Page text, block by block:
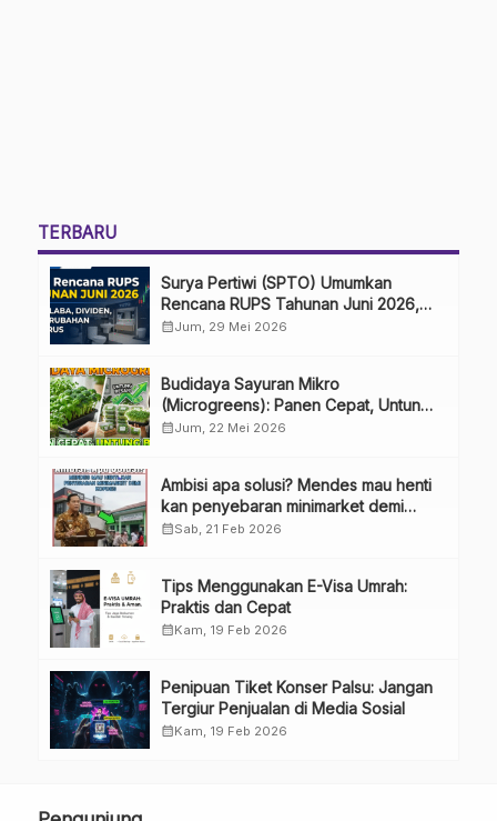
TERBARU
Surya Pertiwi (SPTO) Umumkan
Rencana RUPS Tahunan Juni 2026,
Bahas Penggunaan Laba Hingga
calendar_monthJum, 29 Mei 2026
Budidaya Sayuran Mikro
(Microgreens): Panen Cepat, Untung
Besar
calendar_monthJum, 22 Mei 2026
Ambisi apa solusi? Mendes mau henti
kan penyebaran minimarket demi
kopdes.
calendar_monthSab, 21 Feb 2026
Tips Menggunakan E-Visa Umrah:
Praktis dan Cepat
calendar_monthKam, 19 Feb 2026
Penipuan Tiket Konser Palsu: Jangan
Tergiur Penjualan di Media Sosial
calendar_monthKam, 19 Feb 2026